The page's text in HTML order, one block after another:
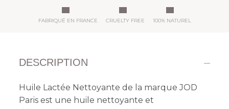
FABRIQUÉ EN FRANCE CRUELTY FREE 100% NATUREL
DESCRIPTION
Huile Lactée Nettoyante de la marque JOD
Paris est une huile nettoyante et